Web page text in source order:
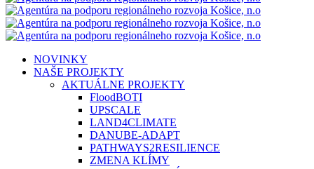
search
Menu
NOVINKY
NAŠE PROJEKTY
AKTUÁLNE PROJEKTY
FloodBOTI
UPSCALE
LAND4CLIMATE
DANUBE-ADAPT
PATHWAYS2RESILIENCE
ZMENA KLÍMY